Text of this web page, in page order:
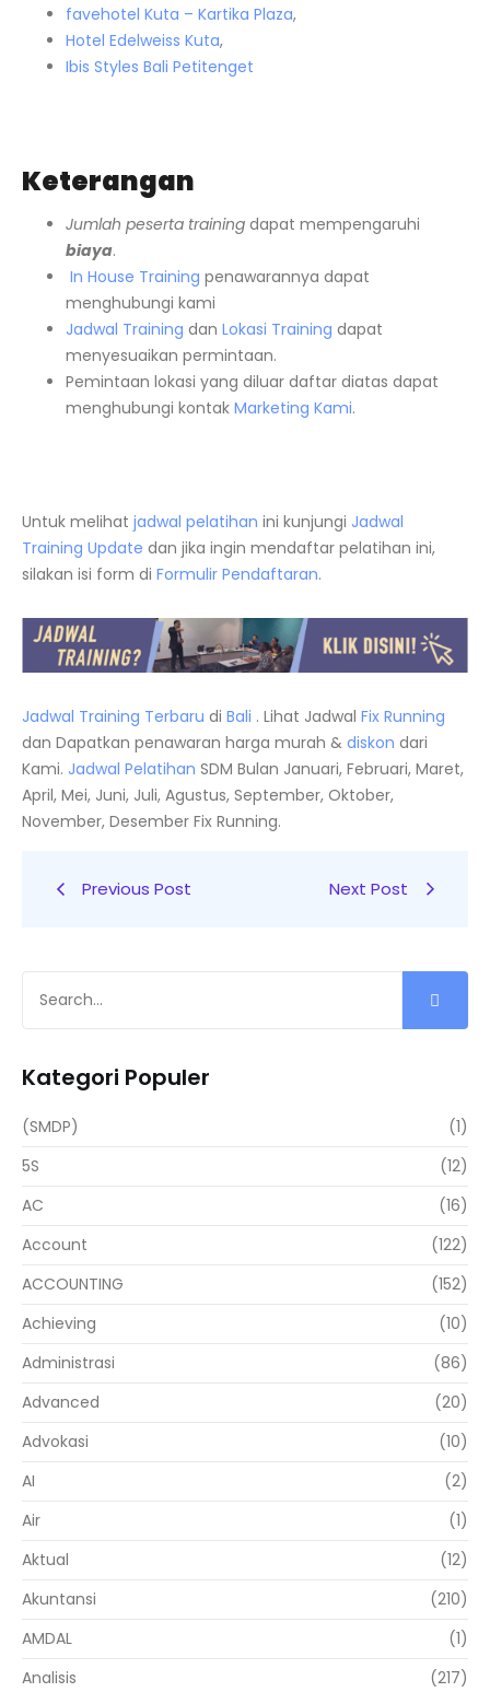
favehotel Kuta – Kartika Plaza,
Hotel Edelweiss Kuta,
Ibis Styles Bali Petitenget
Keterangan
Jumlah peserta training dapat mempengaruhi
biaya.
In House Training penawarannya dapat
menghubungi kami
Jadwal Training dan Lokasi Training dapat
menyesuaikan permintaan.
Pemintaan lokasi yang diluar daftar diatas dapat
menghubungi kontak Marketing Kami.
Untuk melihat jadwal pelatihan ini kunjungi Jadwal
Training Update dan jika ingin mendaftar pelatihan ini,
silakan isi form di Formulir Pendaftaran.
Jadwal Training Terbaru di Bali . Lihat Jadwal Fix Running
dan Dapatkan penawaran harga murah & diskon dari
Kami. Jadwal Pelatihan SDM Bulan Januari, Februari, Maret,
April, Mei, Juni, Juli, Agustus, September, Oktober,
November, Desember Fix Running.
Previous Post Next Post
Kategori Populer
(SMDP)
(1)
5S
(12)
AC
(16)
Account
(122)
ACCOUNTING
(152)
Achieving
(10)
Administrasi
(86)
Advanced
(20)
Advokasi
(10)
AI
(2)
Air
(1)
Aktual
(12)
Akuntansi
(210)
AMDAL
(1)
Analisis
(217)